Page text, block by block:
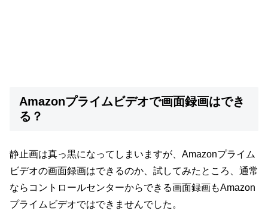
Amazonプライムビデオで画面録画はでき
る？
静止画は真っ黒になってしまいますが、Amazonプライム
ビデオの画面録画はできるのか、試してみたところ、通常
ならコントロールセンターからできる画面録画もAmazon
プライムビデオではできませんでした。